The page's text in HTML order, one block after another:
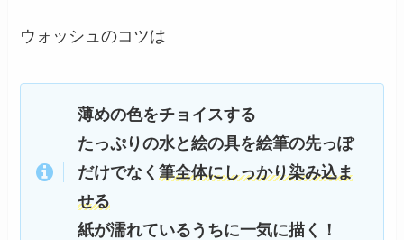
ウォッシュのコツは
薄めの色をチョイスする
たっぷりの水と絵の具を絵筆の先っぽ
だけでなく筆全体にしっかり染み込ま
せる
紙が濡れているうちに一気に描く！